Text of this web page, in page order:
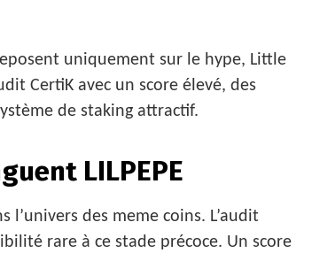
uniquement sur le hype, Little
CertiK avec un score élevé, des
de staking attractif.
LILPEPE
des meme coins. L’audit
rare à ce stade précoce. Un score